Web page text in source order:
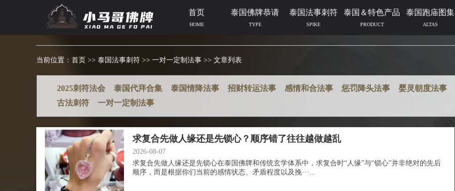
首页
HOME
泰国佛牌恭请
TYPE
泰国法事刺符
SPIKE
泰国＆特色产品
PRODUCT
泰国跑庙图集
ALTAS
当前位置： 首页 >> 泰国法事刺符 >> 一对一定制法事 >> 文章列表
2025刺符法会 泰国代拜合集 泰国情降法事 招财转运法事 感情和合法事 惩罚降头法事 婴灵朝度法事
古法刺符
一对一定制法事
求复合先做人缘还是先锁心？顺序错了往往越做越乱
2026-08-07
求复合先做人缘还是先锁心在泰国佛牌和传统玄学体系中，求复合时“人缘”与“锁心”并非绝对的先后
顺序，而是根据你们当前的感情状态、矛盾程度以及挽···...